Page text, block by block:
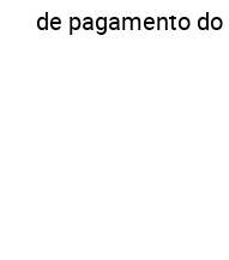
de pagamento do